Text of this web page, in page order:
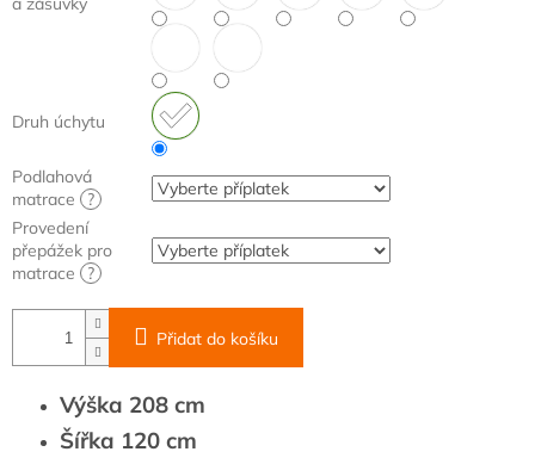
Druh úchytu
Podlahová
matrace
?
Provedení
přepážek pro
matrace
?
Přidat do košíku
Výška 208 cm
Šířka 120 cm